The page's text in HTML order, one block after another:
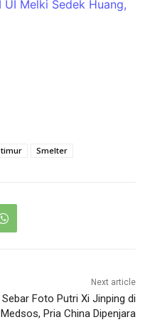
Melki Sedek Huang,
Smelter
Next article
Sebar Foto Putri Xi Jinping di
Medsos, Pria China Dipenjara